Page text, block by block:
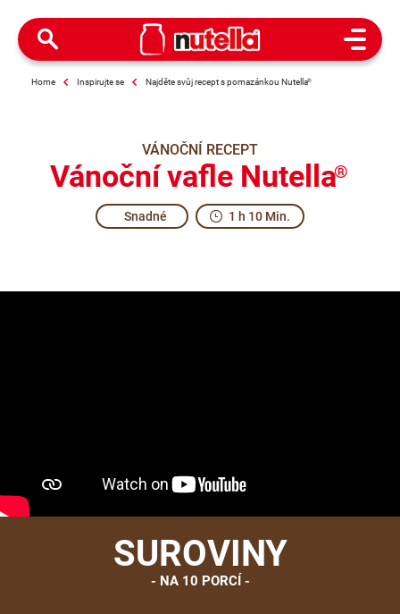
Open
Home Inspirujte se Najděte svůj recept s pomazánkou Nutella®
VÁNOČNÍ RECEPT
Vánoční vafle Nutella®
Snadné 1 h 10 Min.
SUROVINY
NA 10 PORCÍ